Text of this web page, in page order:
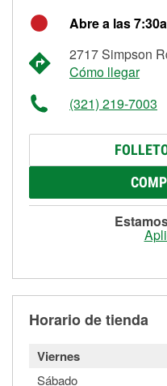
Abre a las
2717 Simpson
Cómo llegar
(321) 219-7003
Horario de tienda
Viernes
Sábado